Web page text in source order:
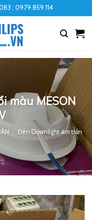
; 0979.859.114
màu MESON
/ Đèn Downlight âm trần